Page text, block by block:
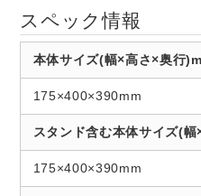
スペック情報
本体サイズ(幅×高さ×奥行
175×400×390mm
スタンド含む本体サイズ(
175×400×390mm